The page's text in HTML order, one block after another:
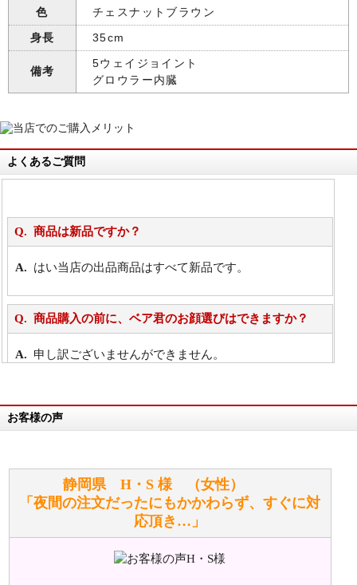
色
チェスナットブラウン
身長
35cm
備考
5ウェイジョイント
グロウラー内臓
よくあるご質問
商品は新品ですか？
はい当店の出品商品はすべて新品です。
商品購入の前に、ベア君のお顔選びはできますか？
申し訳ございませんができません。
万が一欲しい商品が見つからない場合は、探して取り
お任せください！それは当店が謡っています「おも
てなしの心」で対応させていただきます。
シュタイフのぬいぐるみは洗濯できますか？ ぬいぐ
るみのお手入れ方法を教えてください。
お客様の声
静岡県 H・S 様 （女性）
「夜間の注文だったにもかかわらず、すぐに対
応頂き…」